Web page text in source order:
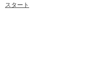
スタート